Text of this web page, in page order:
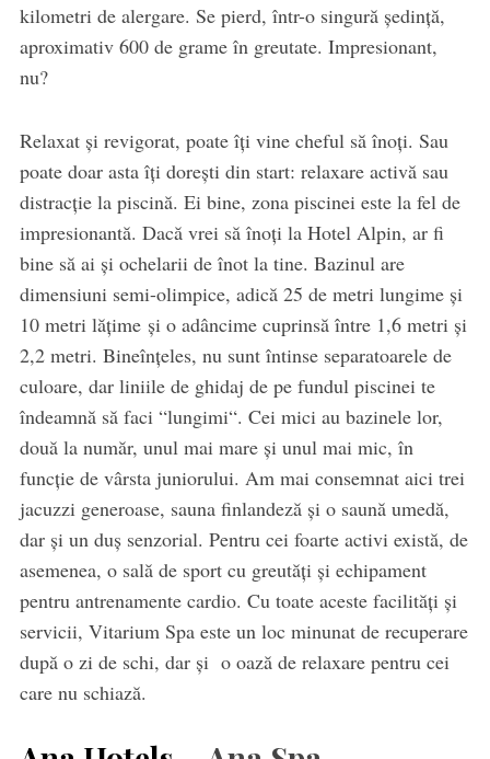
kilometri de alergare. Se pierd, într-o singură ședință,
aproximativ 600 de grame în greutate. Impresionant,
nu?
Relaxat și revigorat, poate îți vine cheful să înoți. Sau
poate doar asta îți dorești din start: relaxare activă sau
distracție la piscină. Ei bine, zona piscinei este la fel de
impresionantă. Dacă vrei să înoți la Hotel Alpin, ar fi
bine să ai și ochelarii de înot la tine. Bazinul are
dimensiuni semi-olimpice, adică 25 de metri lungime și
10 metri lățime și o adâncime cuprinsă între 1,6 metri și
2,2 metri. Bineînțeles, nu sunt întinse separatoarele de
culoare, dar liniile de ghidaj de pe fundul piscinei te
îndeamnă să faci “lungimi“. Cei mici au bazinele lor,
două la număr, unul mai mare și unul mai mic, în
funcție de vârsta juniorului. Am mai consemnat aici trei
jacuzzi generoase, sauna finlandeză și o saună umedă,
dar și un duș senzorial. Pentru cei foarte activi există, de
asemenea, o sală de sport cu greutăți și echipament
pentru antrenamente cardio. Cu toate aceste facilități și
servicii, Vitarium Spa este un loc minunat de recuperare
după o zi de schi, dar și o oază de relaxare pentru cei
care nu schiază.